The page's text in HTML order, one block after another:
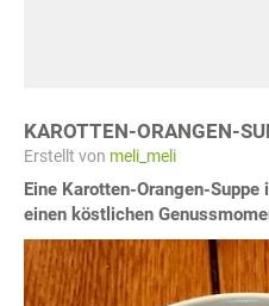
KAROTTEN-ORANGEN-
Erstellt von meli_meli
Eine Karotten-Orangen-
einen köstlichen